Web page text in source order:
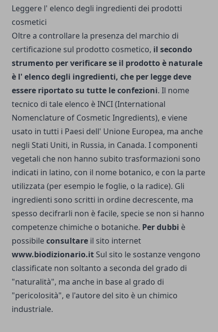
Leggere l' elenco degli ingredienti dei prodotti
cosmetici
Oltre a controllare la presenza del marchio di
certificazione sul prodotto cosmetico, il secondo
strumento per verificare se il prodotto è naturale
è l' elenco degli ingredienti, che per legge deve
essere riportato su tutte le confezioni. Il nome
tecnico di tale elenco è INCI (International
Nomenclature of Cosmetic Ingredients), e viene
usato in tutti i Paesi dell' Unione Europea, ma anche
negli Stati Uniti, in Russia, in Canada. I componenti
vegetali che non hanno subito trasformazioni sono
indicati in latino, con il nome botanico, e con la parte
utilizzata (per esempio le foglie, o la radice). Gli
ingredienti sono scritti in ordine decrescente, ma
spesso decifrarli non è facile, specie se non si hanno
competenze chimiche o botaniche. Per dubbi è
possibileconsultare il sito internet
www.biodizionario.it Sul sito le sostanze vengono
classificate non soltanto a seconda del grado di
"naturalità", ma anche in base al grado di
"pericolosità", e l'autore del sito è un chimico
industriale.